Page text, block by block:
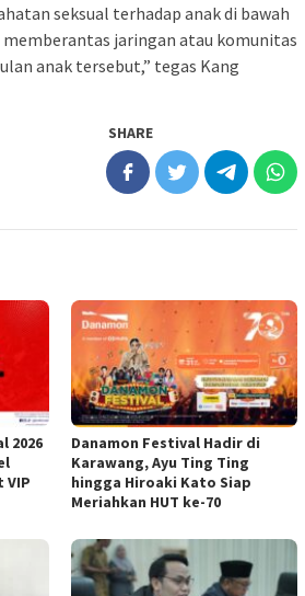
seksual terhadap anak di bawah
jaringan atau komunitas
anak tersebut,” tegas Kang
SHARE
2026
VIP
Danamon Festival Hadir di
Karawang, Ayu Ting Ting
hingga Hiroaki Kato Siap
Meriahkan HUT ke-70